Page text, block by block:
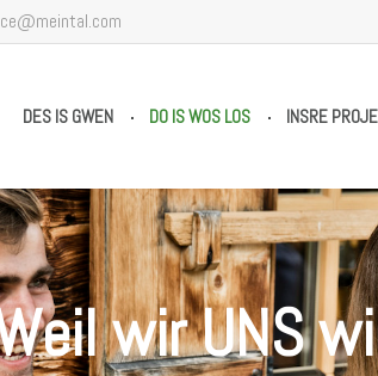
DES IS GWEN DO IS WOS LOS INSRE
wir UNS